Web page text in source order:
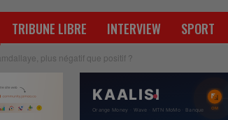
TRIBUNE LIBRE INTERVIEW SPORT
plus négatif que positif ?